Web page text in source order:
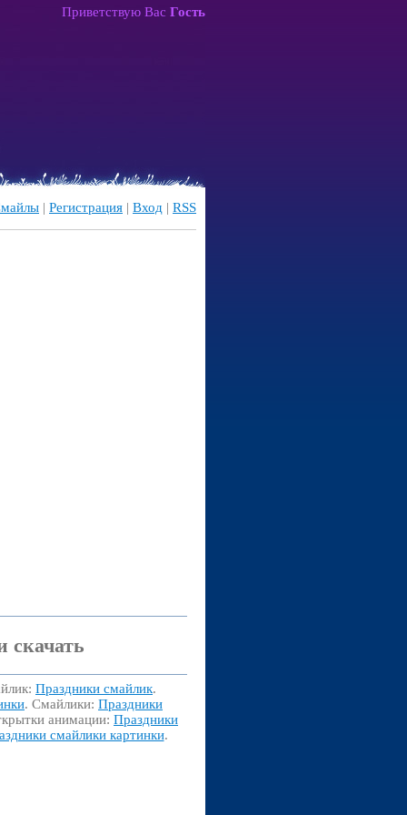
Приветствую Вас Гость
| Регистрация | Вход | RSS
Праздники смайлик.
. Смайлики: Праздники
анимации: Праздники
смайлики картинки.